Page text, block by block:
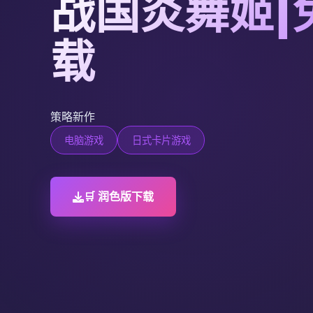
战国炎舞姬|
载
策略新作
电脑游戏 日式卡片游戏
🛒 润色版下载